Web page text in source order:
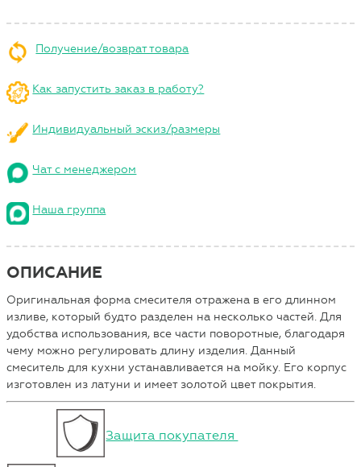
Получение/возврат товара
Как запустить заказ в работу?
Индивидуальный эскиз/размеры
Чат с менеджером
Наша группа
ОПИСАНИЕ
Оригинальная форма смесителя отражена в его длинном
изливе, который будто разделен на несколько частей. Для
удобства использования, все части поворотные, благодаря
чему можно регулировать длину изделия. Данный
смеситель для кухни устанавливается на мойку. Его корпус
изготовлен из латуни и имеет золотой цвет покрытия.
Защита покупателя